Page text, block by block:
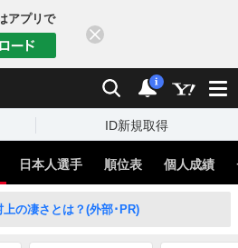
アプリで
検索 通知
i
ID新規取得
日本人選手 順位表 個人成績
の凄さとは？(外部･PR)